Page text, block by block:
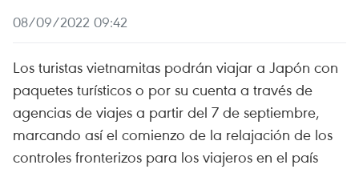
08/09/2022 09:42
Los turistas vietnamitas podrán viajar a Japón con
paquetes turísticos o por su cuenta a través de
agencias de viajes a partir del 7 de septiembre,
marcando así el comienzo de la relajación de los
controles fronterizos para los viajeros en el país